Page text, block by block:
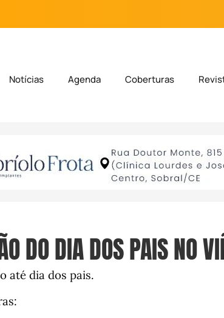
Notícias Agenda Coberturas
DO DIA DOS PAIS NO
até dia dos pais.